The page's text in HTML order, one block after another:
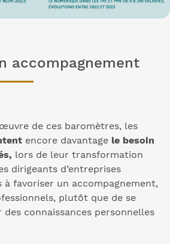
accompagnement
de ces baromètres, les
encore davantage le besoin
lors de leur transformation
dirigeants d’entreprises
favoriser un accompagnement,
plutôt que de se
connaissances personnelles